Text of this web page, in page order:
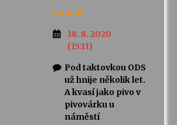
napsal:
18. 8. 2020
(15:11)
Pod taktovkou ODS
už hnije několik let.
A kvasí jako pivo v
pivovárku u
náměstí